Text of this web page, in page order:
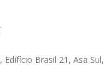
Edifício Brasil 21, Asa Sul,